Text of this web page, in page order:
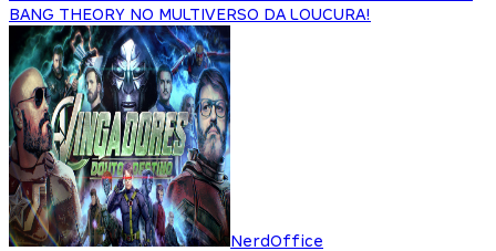
BANG THEORY NO MULTIVERSO DA LOUCURA!
NerdOffice